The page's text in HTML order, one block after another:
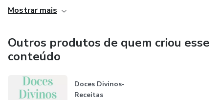
Mostrar mais
Outros produtos de quem criou esse
conteúdo
Doces Divinos-
Receitas